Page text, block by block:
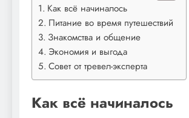
Как всё начиналось
Питание во время путешествий
Знакомства и общение
Экономия и выгода
Совет от тревел-эксперта
Как всё начиналось